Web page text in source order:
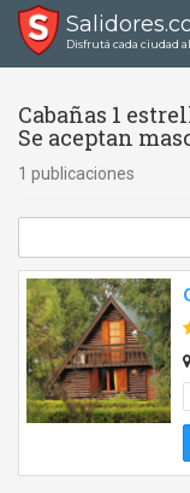
Disfrutá cada ciudad
Cabañas 1
Se aceptan
1 publicaciones